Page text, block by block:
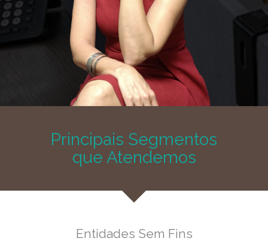
Principais Segmentos
que Atendemos
Entidades Sem Fins